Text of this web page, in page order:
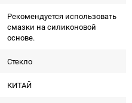
Рекомендуется использовать
смазки на силиконовой
основе.
Стекло
КИТАЙ